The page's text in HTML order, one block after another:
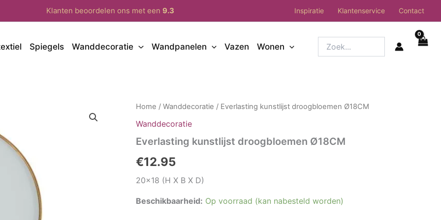
Klanten beoordelen ons met een 9.3 Inspiratie Klantenservice Contact
Spiegels Wanddecoratie Wandpanelen Vazen Wonen
Home /Wanddecoratie / Everlasting kunstlijst droogbloemen Ø18CM
Wanddecoratie
Everlasting kunstlijst droogbloemen Ø18CM
€12.95
20×18 (H X B X D)
Beschikbaarheid: Op voorraad (kan nabesteld worden)